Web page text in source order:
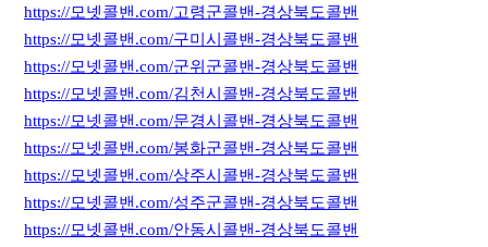
https://모넷콜밴.com/고령군콜밴-경상북도콜밴
https://모넷콜밴.com/구미시콜밴-경상북도콜밴
https://모넷콜밴.com/군위군콜밴-경상북도콜밴
https://모넷콜밴.com/김천시콜밴-경상북도콜밴
https://모넷콜밴.com/문경시콜밴-경상북도콜밴
https://모넷콜밴.com/봉화군콜밴-경상북도콜밴
https://모넷콜밴.com/상주시콜밴-경상북도콜밴
https://모넷콜밴.com/성주군콜밴-경상북도콜밴
https://모넷콜밴.com/안동시콜밴-경상북도콜밴